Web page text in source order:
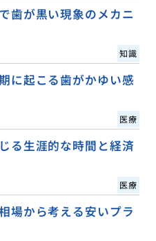
歯が黒い現象のメカニ
知識
に起こる歯がかゆい感
医療
る生涯的な時間と経済
医療
場から考える安いプラ